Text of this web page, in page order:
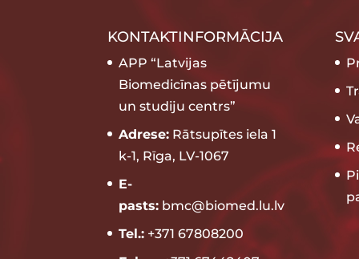
KONTAKTINFORMĀCIJA
APP “Latvijas
Biomedicīnas pētījumu
un studiju centrs”
Adrese: Rātsupītes iela 1
k-1, Rīga, LV-1067
E-
pasts: bmc@biomed.lu.lv
Tel.: +371 67808200